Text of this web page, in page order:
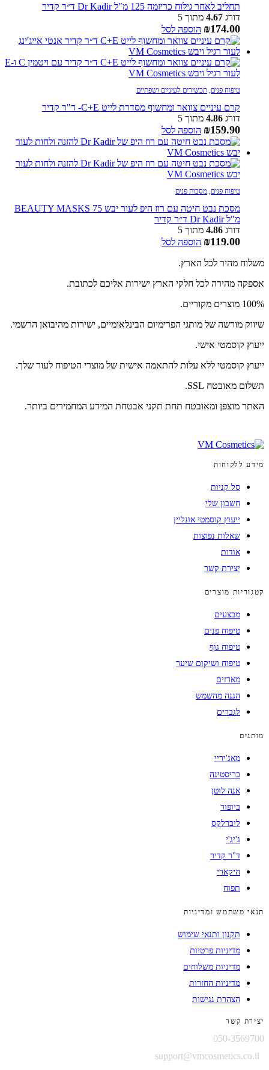
תחליב לאחר גילוח כריזמה 125 מ"ל Dr Kadir ד״ר קדיר
דורג 4.67 מתוך 5
₪174.00 הוספה לסל
טיפוח פנים תכשירים לעיניים ושפתיים
קרם עיניים צוואר ומחשוף מסדרת לייט C+E- ד"ר קדיר
דורג 4.86 מתוך 5
₪159.90 הוספה לסל
טיפוח פנים מסכות פנים
מסכת נבט חיטה עם רוז היפ לעור יבש BEAUTY MASKS 75
מ"ל Dr Kadir ד״ר קדיר
דורג 4.86 מתוך 5
₪119.00 הוספה לסל
משלוח מהיר לכל הארץ.
אספקה מהירה לכל חלקי הארץ ישירות אליכם לכתובת.
100% מוצרים מקוריים.
שיווק מורשה של מותגי הפרימיום הבינלאומיים, ישירות מהיבואן הרשמי.
ייעוץ קוסמטי אישי.
ייעוץ קוסמטי ללא עלות להתאמה אישית של מוצרי הטיפוח לעור שלך.
תשלום מאובטח SSL.
האתר מוצפן ומאובטח תחת תקני אבטחת המידע המחמירים ביותר.
מידע ללקוחות
סל קניות
חשבון שלי
ייעוץ קוסמטי אונליין
שאלות נפוצות
אודות
יצירת קשר
קטגוריות מוצרים
מבצעים
טיפוח פנים
טיפוח גוף
טיפוח ושיקום שיער
מארזים
הגנה מהשמש
לגברים
מותגים
מאג'יריי
כריסטינה
אנה לוטן
ביופור
ליברלקס
ג'יג'י
ד"ר קדיר
היקארי
תפוח
תנאי משתמש ומדיניות
תקנון ותנאי שימוש
מדיניות פרטיות
מדיניות משלוחים
מדיניות החזרות
הצהרת נגישות
יצירת קשר
050-3569700
support@vmcosmetics.co.il